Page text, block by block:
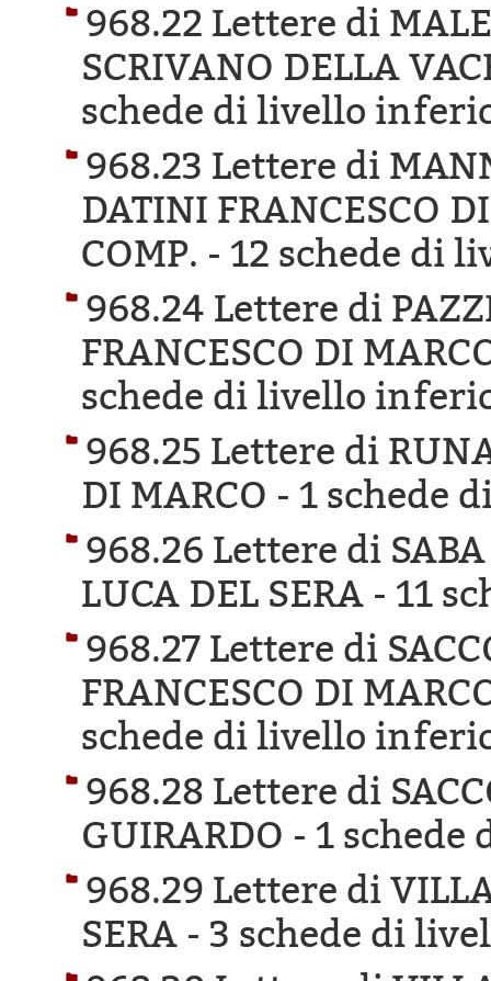
968.22 Lettere di
SCRIVANO DELLA
schede di livello
968.23 Lettere di
DATINI FRANCESCO
COMP. - 12 schede di
968.24 Lettere di
FRANCESCO DI
schede di livello
968.25 Lettere di
DI MARCO - 1 schede
968.26 Lettere di
LUCA DEL SERA - 11
968.27 Lettere di
FRANCESCO DI
schede di livello
968.28 Lettere di
GUIRARDO - 1
968.29 Lettere di
SERA - 3 schede di